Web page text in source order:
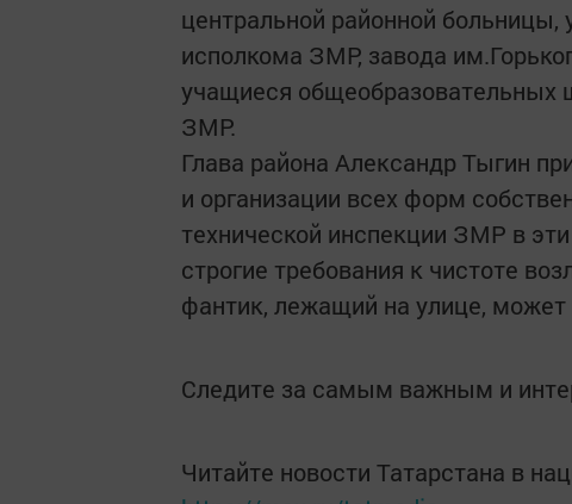
центральной районной
исполкома ЗМР, завода
учащиеся общеобразовательных
ЗМР.
Глава района Александр Тыгин
и организации всех форм
технической инспекции ЗМР в
строгие требования к чистоте
фантик, лежащий на улице,
Следите за самым важным и
Читайте новости Татарстана в